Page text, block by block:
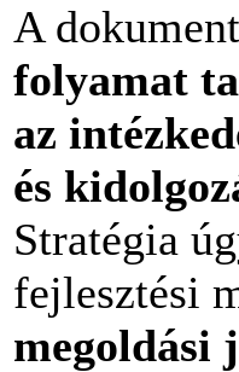
A
folyamat
az
és
Stratégia
fejlesztési
megoldási